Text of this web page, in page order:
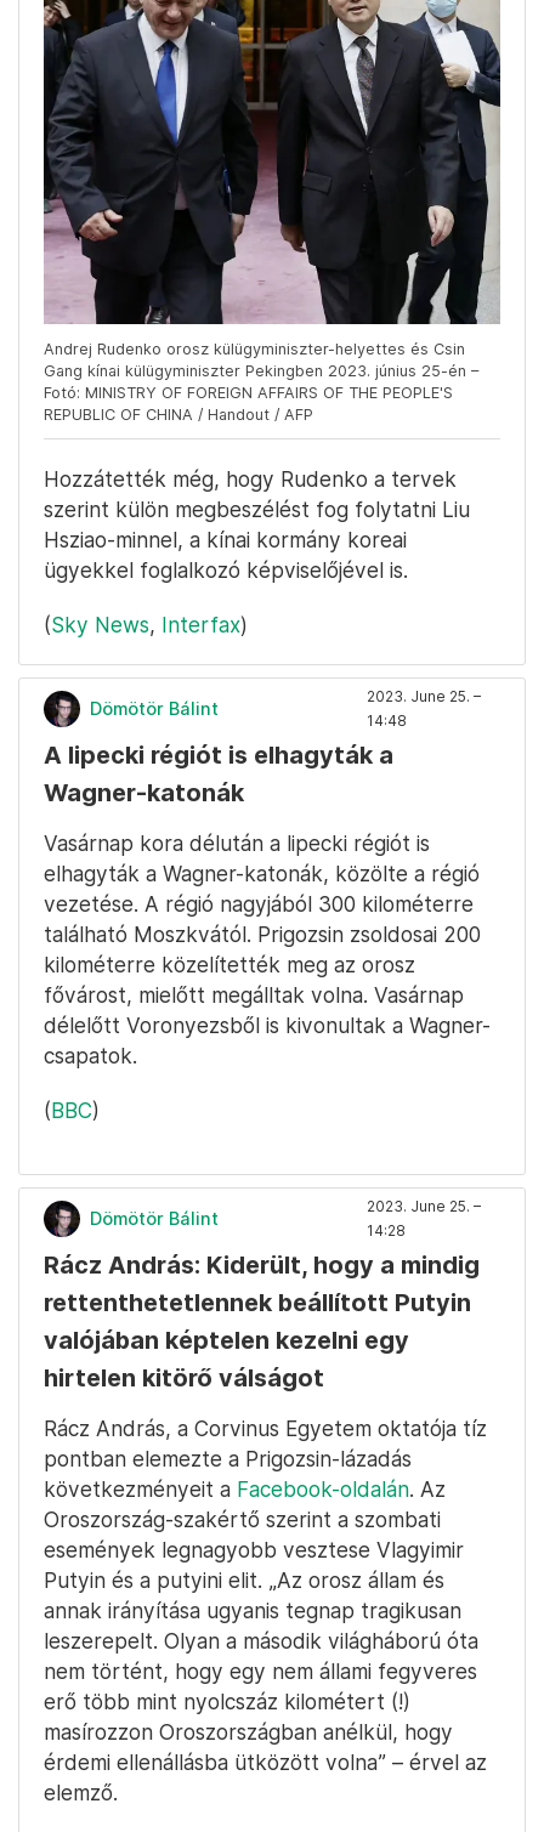
Andrej Rudenko orosz külügyminiszter-helyettes és Csin
Gang kínai külügyminiszter Pekingben 2023. június 25-én –
Fotó: MINISTRY OF FOREIGN AFFAIRS OF THE PEOPLE'S
REPUBLIC OF CHINA / Handout / AFP
Hozzátették még, hogy Rudenko a tervek
szerint külön megbeszélést fog folytatni Liu
Hsziao-minnel, a kínai kormány koreai
ügyekkel foglalkozó képviselőjével is.
(Sky News, Interfax)
Dömötör Bálint
2023. June 25. –
14:48
A lipecki régiót is elhagyták a
Wagner-katonák
Vasárnap kora délután a lipecki régiót is
elhagyták a Wagner-katonák, közölte a régió
vezetése. A régió nagyjából 300 kilométerre
található Moszkvától. Prigozsin zsoldosai 200
kilométerre közelítették meg az orosz
fővárost, mielőtt megálltak volna. Vasárnap
délelőtt Voronyezsből is kivonultak a Wagner-
csapatok.
(BBC)
Dömötör Bálint
2023. June 25. –
14:28
Rácz András: Kiderült, hogy a mindig
rettenthetetlennek beállított Putyin
valójában képtelen kezelni egy
hirtelen kitörő válságot
Rácz András, a Corvinus Egyetem oktatója tíz
pontban elemezte a Prigozsin-lázadás
következményeit a Facebook-oldalán. Az
Oroszország-szakértő szerint a szombati
események legnagyobb vesztese Vlagyimir
Putyin és a putyini elit. „Az orosz állam és
annak irányítása ugyanis tegnap tragikusan
leszerepelt. Olyan a második világháború óta
nem történt, hogy egy nem állami fegyveres
erő több mint nyolcszáz kilométert (!)
masírozzon Oroszországban anélkül, hogy
érdemi ellenállásba ütközött volna” – érvel az
elemző.